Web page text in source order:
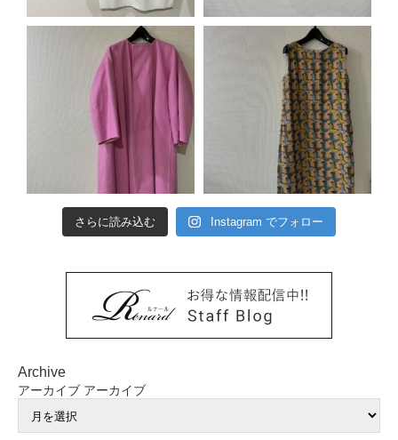
さらに読み込む Instagram でフォロー
Archive
アーカイブ アーカイブ